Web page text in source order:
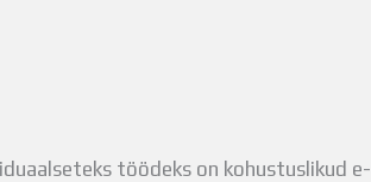
töödeks on kohustuslikud e-